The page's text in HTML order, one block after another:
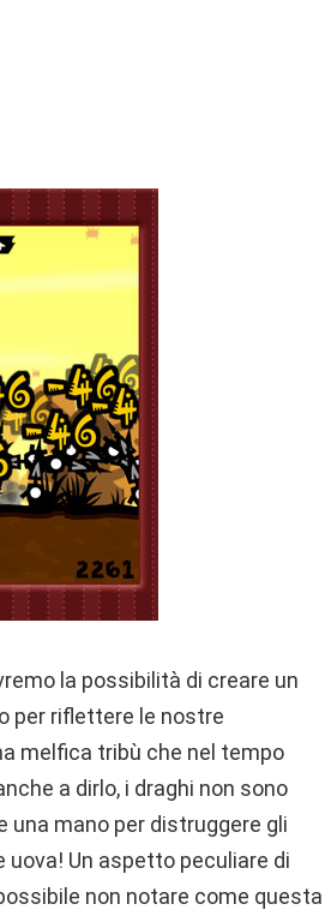
la possibilità di creare un
per riflettere le nostre
melfica tribù che nel tempo
a dirlo, i draghi non sono
una mano per distruggere gli
Un aspetto peculiare di
non notare come questa